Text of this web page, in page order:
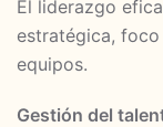
El liderazgo
estratégica,
equipos.
Gestión del